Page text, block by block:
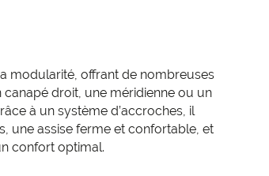
modularité, offrant de nombreuses
droit, une méridienne ou un
à un système d’accroches, il
une assise ferme et confortable, et
confort optimal.